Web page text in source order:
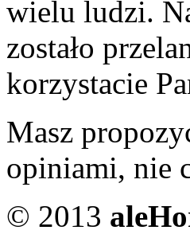
wielu ludzi.
zostało
korzystacie
Masz
opiniami, nie
© 2013